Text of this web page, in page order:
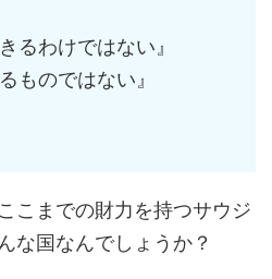
るわけではない』
ものではない』
こまでの財力を持つサウジ
な国なんでしょうか？